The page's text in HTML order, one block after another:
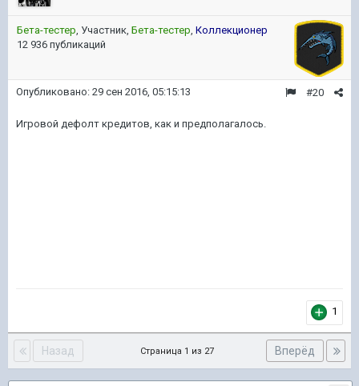
Бета-тестер, Участник, Бета-тестер, Коллекционер
12 936 публикаций
#20
Опубликовано: 29 сен 2016, 05:15:13
Игровой дефолт кредитов, как и предполагалось.
1
Назад Вперёд
Страница 1 из 27